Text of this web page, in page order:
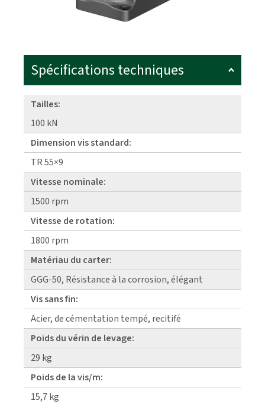
Spécifications techniques
Tailles:
100 kN
Dimension vis standard:
TR 55×9
Vitesse nominale:
1500 rpm
Vitesse de rotation:
1800 rpm
Matériau du carter:
GGG-50, Résistance à la corrosion, élégant
Vis sans fin:
Acier, de cémentation tempé, recitifé
Poids du vérin de levage:
29 kg
Poids de la vis/m:
15,7 kg